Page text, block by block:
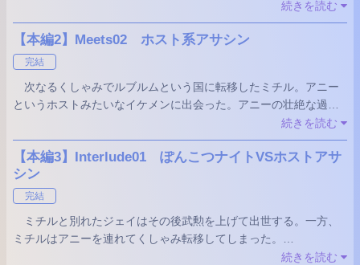
に囲まれた。思わずくしゃみをしてしまったミチルは突然異世界
に飛ばされてしまった。
カエルラ＝プルーマという異世界に転移させられたミチルは、
したミチルはこの異世界を少しずつ知っていく。
続きを読む
【本編2】Meets02 ホスト系アサシン
完結
次なるくしゃみでルブルムという国に転移したミチル。アニー
というホストみたいなイケメンに出会った。アニーの壮絶な過去
アニーを追いかけた先でミチルが遭遇したのはやっぱりア
レ！？
続きを読む
【本編3】Interlude01 ぽんこつナイトVSホストアサ
シン
完結
ミチルと別れたジェイはその後武勲を上げて出世する。一方、
ミチルはアニーを連れてくしゃみ転移してしまった。
三人が再会したのはルブルム近くの森の中。三人でルブルムを
続きを読む